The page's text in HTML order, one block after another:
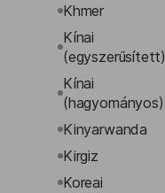
Khmer
Kínai
(egyszerűsített)
Kínai
(hagyományos)
Kinyarwanda
Kirgiz
Koreai